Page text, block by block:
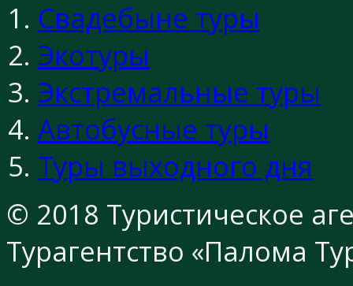
Свадебыне туры
Экотуры
Экстремальные туры
Автобусные туры
Туры выходного дня
© 2018 Туристическое
Турагентство «Палома